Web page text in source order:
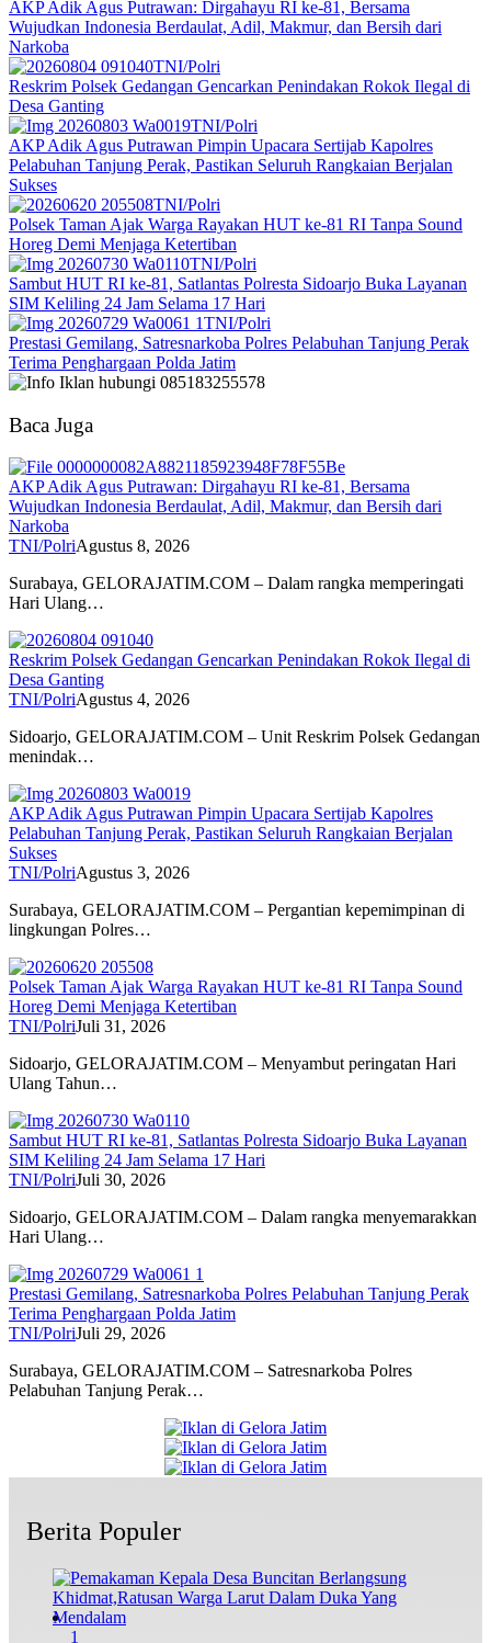
AKP Adik Agus Putrawan: Dirgahayu RI ke-81, Bersama
Wujudkan Indonesia Berdaulat, Adil, Makmur, dan Bersih dari
Narkoba
TNI/Polri
Reskrim Polsek Gedangan Gencarkan Penindakan Rokok Ilegal di
Desa Ganting
TNI/Polri
AKP Adik Agus Putrawan Pimpin Upacara Sertijab Kapolres
Pelabuhan Tanjung Perak, Pastikan Seluruh Rangkaian Berjalan
Sukses
TNI/Polri
Polsek Taman Ajak Warga Rayakan HUT ke-81 RI Tanpa Sound
Horeg Demi Menjaga Ketertiban
TNI/Polri
Sambut HUT RI ke-81, Satlantas Polresta Sidoarjo Buka Layanan
SIM Keliling 24 Jam Selama 17 Hari
TNI/Polri
Prestasi Gemilang, Satresnarkoba Polres Pelabuhan Tanjung Perak
Terima Penghargaan Polda Jatim
Baca Juga
AKP Adik Agus Putrawan: Dirgahayu RI ke-81, Bersama
Wujudkan Indonesia Berdaulat, Adil, Makmur, dan Bersih dari
Narkoba
TNI/PolriAgustus 8, 2026
Surabaya, GELORAJATIM.COM – Dalam rangka memperingati
Hari Ulang…
Reskrim Polsek Gedangan Gencarkan Penindakan Rokok Ilegal di
Desa Ganting
TNI/PolriAgustus 4, 2026
Sidoarjo, GELORAJATIM.COM – Unit Reskrim Polsek Gedangan
menindak…
AKP Adik Agus Putrawan Pimpin Upacara Sertijab Kapolres
Pelabuhan Tanjung Perak, Pastikan Seluruh Rangkaian Berjalan
Sukses
TNI/PolriAgustus 3, 2026
Surabaya, GELORAJATIM.COM – Pergantian kepemimpinan di
lingkungan Polres…
Polsek Taman Ajak Warga Rayakan HUT ke-81 RI Tanpa Sound
Horeg Demi Menjaga Ketertiban
TNI/PolriJuli 31, 2026
Sidoarjo, GELORAJATIM.COM – Menyambut peringatan Hari
Ulang Tahun…
Sambut HUT RI ke-81, Satlantas Polresta Sidoarjo Buka Layanan
SIM Keliling 24 Jam Selama 17 Hari
TNI/PolriJuli 30, 2026
Sidoarjo, GELORAJATIM.COM – Dalam rangka menyemarakkan
Hari Ulang…
Prestasi Gemilang, Satresnarkoba Polres Pelabuhan Tanjung Perak
Terima Penghargaan Polda Jatim
TNI/PolriJuli 29, 2026
Surabaya, GELORAJATIM.COM – Satresnarkoba Polres
Pelabuhan Tanjung Perak…
Berita Populer
1